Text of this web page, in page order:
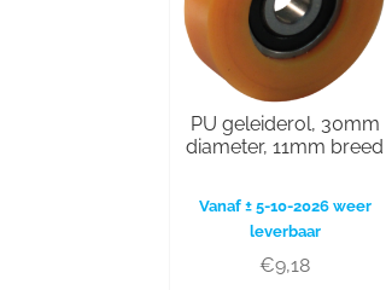
PU geleiderol, 30mm
diameter, 11mm breed
Vanaf ± 5-10-2026 weer
leverbaar
€9,18